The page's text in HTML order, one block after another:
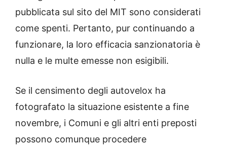
pubblicata sul sito del MIT sono considerati
come spenti. Pertanto, pur continuando a
funzionare, la loro efficacia sanzionatoria è
nulla e le multe emesse non esigibili.
Se il censimento degli autovelox ha
fotografato la situazione esistente a fine
novembre, i Comuni e gli altri enti preposti
possono comunque procedere